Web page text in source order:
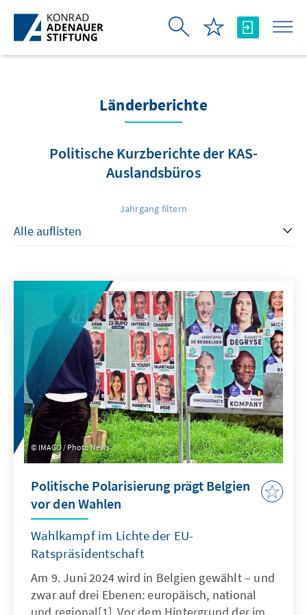
Zum Hauptinhalt springen
Länderberichte
Politische Kurzberichte der KAS-
Auslandsbüros
Jahrgang filtern
IMAGO / Photo News
Politische Polarisierung prägt Belgien
vor den Wahlen
Wahlkampf im Lichte der EU-
Ratspräsidentschaft
Am 9. Juni 2024 wird in Belgien gewählt – und
zwar auf drei Ebenen: europäisch, national